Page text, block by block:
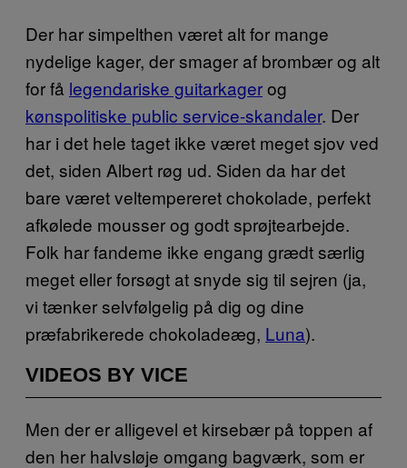
Der har simpelthen været alt for mange
nydelige kager, der smager af brombær og alt
for få legendariske guitarkagerog
kønspolitiske public service-skandaler. Der
har i det hele taget ikke været meget sjov ved
det, siden Albert røg ud. Siden da har det
bare været veltempereret chokolade, perfekt
afkølede mousser og godt sprøjtearbejde.
Folk har fandeme ikke engang grædt særlig
meget eller forsøgt at snyde sig til sejren (ja,
vi tænker selvfølgelig på dig og dine
præfabrikerede chokoladeæg, Luna).
VIDEOS BY VICE
Men der er alligevel et kirsebær på toppen af
den her halvsløje omgang bagværk, som er